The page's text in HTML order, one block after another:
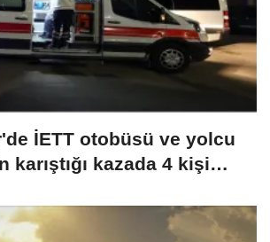
İETT otobüsü ve yolcu
karıştığı kazada 4 kişi